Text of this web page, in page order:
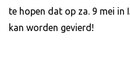
te hopen dat op za. 9 mei in
kan worden gevierd!